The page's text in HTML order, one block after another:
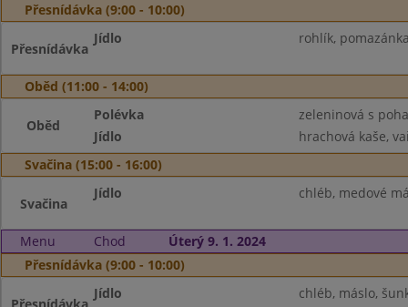
Přesnídávka (9:00 - 10:00)
Přesnídávka
Jídlo rohlík,
Oběd (11:00 - 14:00)
Oběd
Polévka
zeleninová s
Jídlo
hrachová kaše,
Svačina (15:00 - 16:00)
Svačina
Jídlo chléb, medové
Menu Chod
Úterý 9. 1. 2024
Přesnídávka (9:00 - 10:00)
Jídlo chléb, máslo,